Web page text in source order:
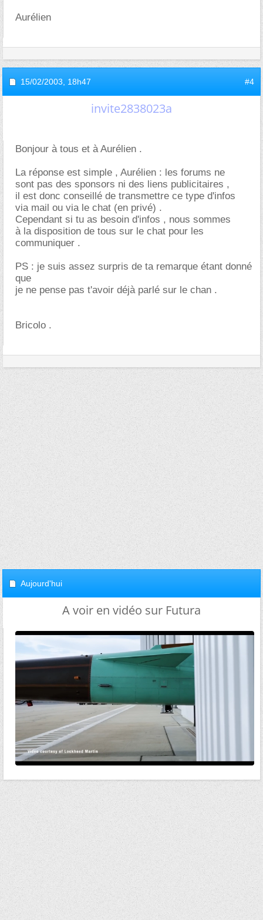
Aurélien
15/02/2003, 18h47 #4
invite2838023a
Bonjour à tous et à Aurélien .
La réponse est simple , Aurélien : les forums ne
sont pas des sponsors ni des liens publicitaires ,
il est donc conseillé de transmettre ce type d'infos
via mail ou via le chat (en privé) .
Cependant si tu as besoin d'infos , nous sommes
à la disposition de tous sur le chat pour les
communiquer .
PS : je suis assez surpris de ta remarque étant donné
que
je ne pense pas t'avoir déjà parlé sur le chan .
Bricolo .
Aujourd'hui
A voir en vidéo sur Futura